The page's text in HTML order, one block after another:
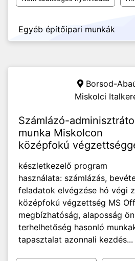
Egyéb építőipari munkák
Borsod-
Miskolci
Számlázó-
munka Miskolcon
középfokú
készletkezelő program
használata: számlázás,
feladatok elvégzése hó végi
középfokú végzettség MS
megbízhatóság, alaposság
terhelhetőség hasonló
tapasztalat azonnali kezdés...